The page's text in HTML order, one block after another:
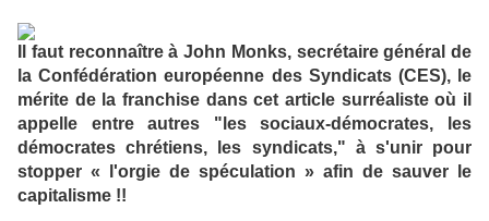
Il faut reconnaître à John Monks, secrétaire général de
la Confédération européenne des Syndicats (CES), le
mérite de la franchise dans cet article surréaliste où il
appelle entre autres "les sociaux-démocrates, les
démocrates chrétiens, les syndicats," à s'unir pour
stopper « l'orgie de spéculation » afin de sauver le
capitalisme !!